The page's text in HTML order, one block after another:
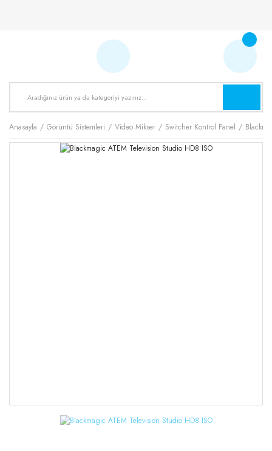
Anasayfa Görüntü Sistemleri Video Mikser Switcher Kontrol Panel